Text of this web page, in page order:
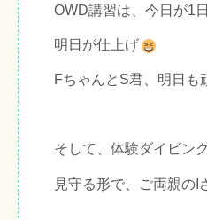
OWD講習は、今日が1
明日が仕上げ
FちゃんとS君、明日も
そして、体験ダイビン
見守る形で、ご両親のI